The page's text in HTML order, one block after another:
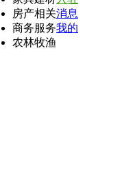
房产相关
商务服务
农林牧渔
消息
我的